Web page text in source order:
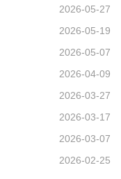
2026-05-27
2026-05-19
2026-05-07
2026-04-09
2026-03-27
2026-03-17
2026-03-07
2026-02-25